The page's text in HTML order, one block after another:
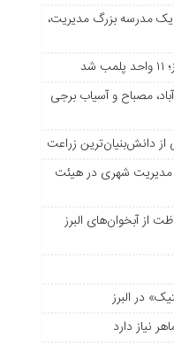
یک مدرسه بزرگ مدیریت،
مصباح و آسیاب برجی
از دانش‌بنیان‌ترین زراعت
شهری در هیئت
از آبخوان‌های البرز
در البرز
نیاز دارد